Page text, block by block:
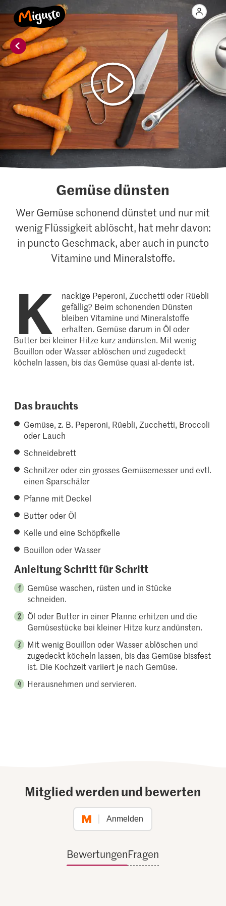
Gemüse dünsten
Wer Gemüse schonend dünstet und nur mit
wenig Flüssigkeit ablöscht, hat mehr davon:
in puncto Geschmack, aber auch in puncto
Vitamine und Mineralstoffe.
K
nackige Peperoni, Zucchetti oder Rüebli
gefällig? Beim schonenden Dünsten
bleiben Vitamine und Mineralstoffe
erhalten. Gemüse darum in Öl oder
Butter bei kleiner Hitze kurz andünsten. Mit wenig
Bouillon oder Wasser ablöschen und zugedeckt
köcheln lassen, bis das Gemüse quasi al-dente ist.
Das brauchts
Gemüse, z. B. Peperoni, Rüebli, Zucchetti, Broccoli
oder Lauch
Schneidebrett
Schnitzer oder ein grosses Gemüsemesser und evtl.
einen Sparschäler
Pfanne mit Deckel
Butter oder Öl
Kelle und eine Schöpfkelle
Bouillon oder Wasser
Anleitung Schritt für Schritt
Gemüse waschen, rüsten und in Stücke
schneiden.
Öl oder Butter in einer Pfanne erhitzen und die
Gemüsestücke bei kleiner Hitze kurz andünsten.
Mit wenig Bouillon oder Wasser ablöschen und
zugedeckt köcheln lassen, bis das Gemüse bissfest
ist. Die Kochzeit variiert je nach Gemüse.
Herausnehmen und servieren.
Mitglied werden und bewerten
Anmelden
BewertungenFragen